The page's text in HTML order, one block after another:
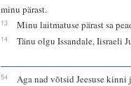
minu pärast.
13 Minu laitmatuse pärast sa
14 Tänu olgu Issandale, Iisraeli
54
Aga nad võtsid Jeesuse